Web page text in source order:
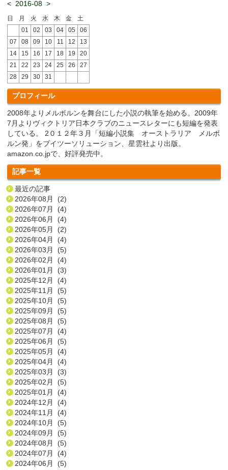
< 2016-08 >
日 月 火 水 木 金
土
01
02 03 04 05
06
07
08 09 10 11 12
13
14
15 16 17 18 19
20
21
22 23 24 25 26
27
28
29 30 31
プロフィール
2008年よりメルボルンを舞台にした小説の執筆を始める。2009年
7月よりヴィクトリア日本クラブのニュースレターにも短編を発表
している。 2０１２年３月「短編小説集 オーストラリア メルボ
ルン発」をブイツーソリューション、星雲社より出版。
amazon.co.jpで、好評発売中。
記事一覧
最近の記事
2026年08月 (2)
2026年07月 (4)
2026年06月 (4)
2026年05月 (2)
2026年04月 (4)
2026年03月 (5)
2026年02月 (4)
2026年01月 (3)
2025年12月 (4)
2025年11月 (5)
2025年10月 (5)
2025年09月 (5)
2025年08月 (5)
2025年07月 (4)
2025年06月 (5)
2025年05月 (4)
2025年04月 (4)
2025年03月 (3)
2025年02月 (5)
2025年01月 (4)
2024年12月 (4)
2024年11月 (4)
2024年10月 (5)
2024年09月 (5)
2024年08月 (5)
2024年07月 (4)
2024年06月 (5)